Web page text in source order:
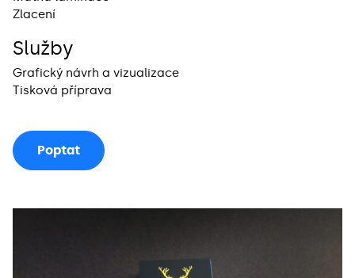
Zlacení
Služby
Grafický návrh a vizualizace
Tisková příprava
Poptat